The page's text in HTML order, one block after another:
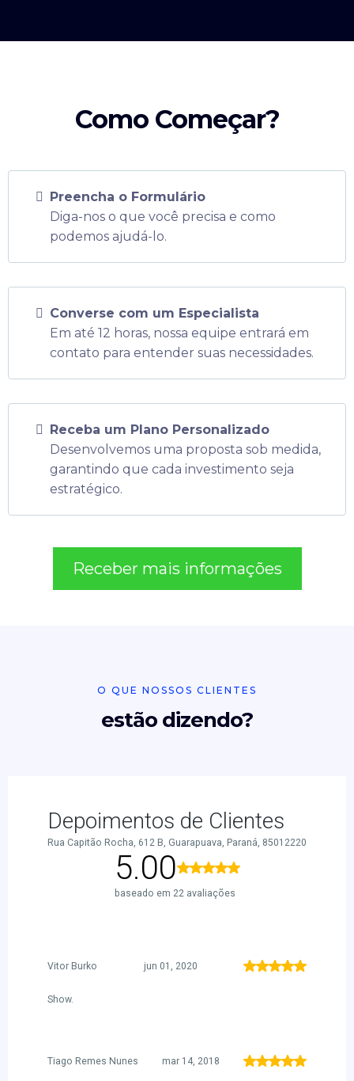
Como Começar?
Preencha o Formulário
Diga-nos o que você precisa e como
podemos ajudá-lo.
Converse com um Especialista
Em até 12 horas, nossa equipe entrará em
contato para entender suas necessidades.
Receba um Plano Personalizado
Desenvolvemos uma proposta sob medida,
garantindo que cada investimento seja
estratégico.
Receber mais informações
O QUE NOSSOS CLIENTES
estão dizendo?